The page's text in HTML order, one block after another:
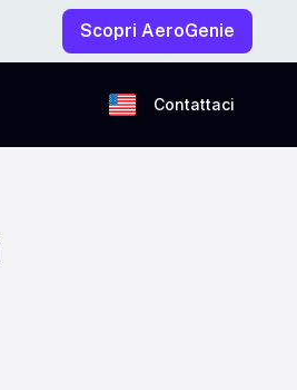
Scopri AeroGenie
Contattaci